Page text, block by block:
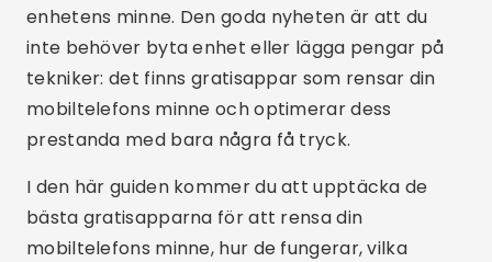
enhetens minne. Den goda nyheten är att du
inte behöver byta enhet eller lägga pengar på
tekniker: det finns gratisappar som rensar din
mobiltelefons minne och optimerar dess
prestanda med bara några få tryck.
I den här guiden kommer du att upptäcka de
bästa gratisapparna för att rensa din
mobiltelefons minne, hur de fungerar, vilka